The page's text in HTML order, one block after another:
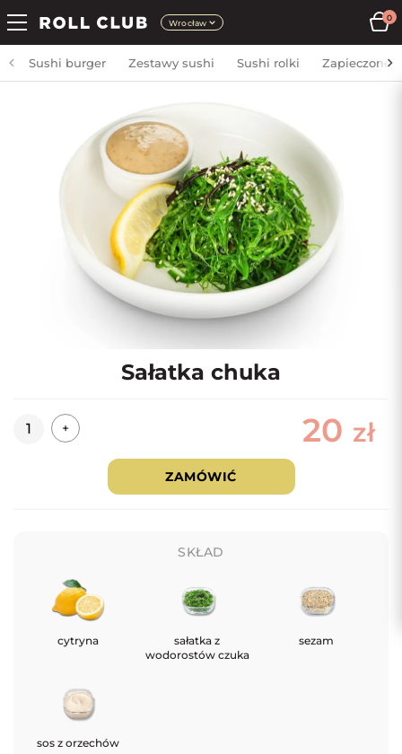
Wrocław
0
Sushi burger Zestawy sushi Sushi rolki Zapieczone
Sałatka chuka
Ilość + 20 zł
ZAMÓWIĆ
SKŁAD
cytryna
sałatka z
wodorostów czuka
sezam
sos z orzechów